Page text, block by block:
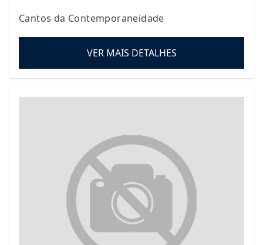
Cantos da Contemporaneidade
VER MAIS DETALHES